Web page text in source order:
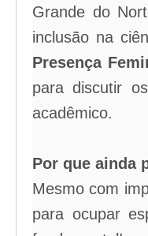
Grande do
inclusão na
Presença
para discutir
acadêmico.
Por que ainda
Mesmo com
para ocupar